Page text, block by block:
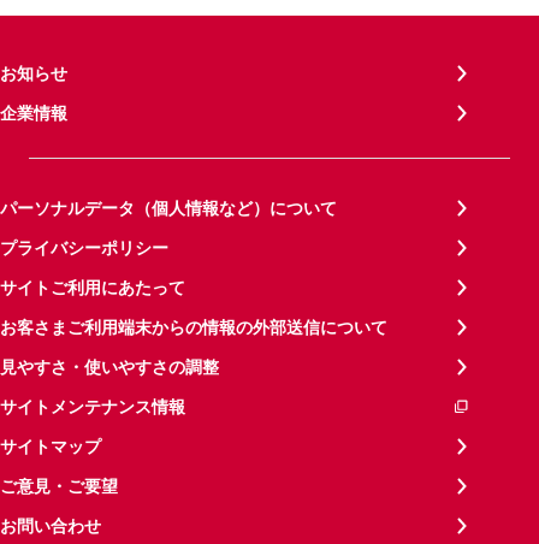
お知らせ
企業情報
パーソナルデータ（個人情報など）について
プライバシーポリシー
サイトご利用にあたって
お客さまご利用端末からの情報の外部送信について
見やすさ・使いやすさの調整
サイトメンテナンス情報
サイトマップ
ご意見・ご要望
お問い合わせ